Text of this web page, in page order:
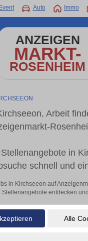
Alle
Event Auto Immo
ANZEIGEN
MARKT-
ROSENHEIM
Arbeit
in
schnell und
in Kirchseeon auf
Stellenangebote entdecken